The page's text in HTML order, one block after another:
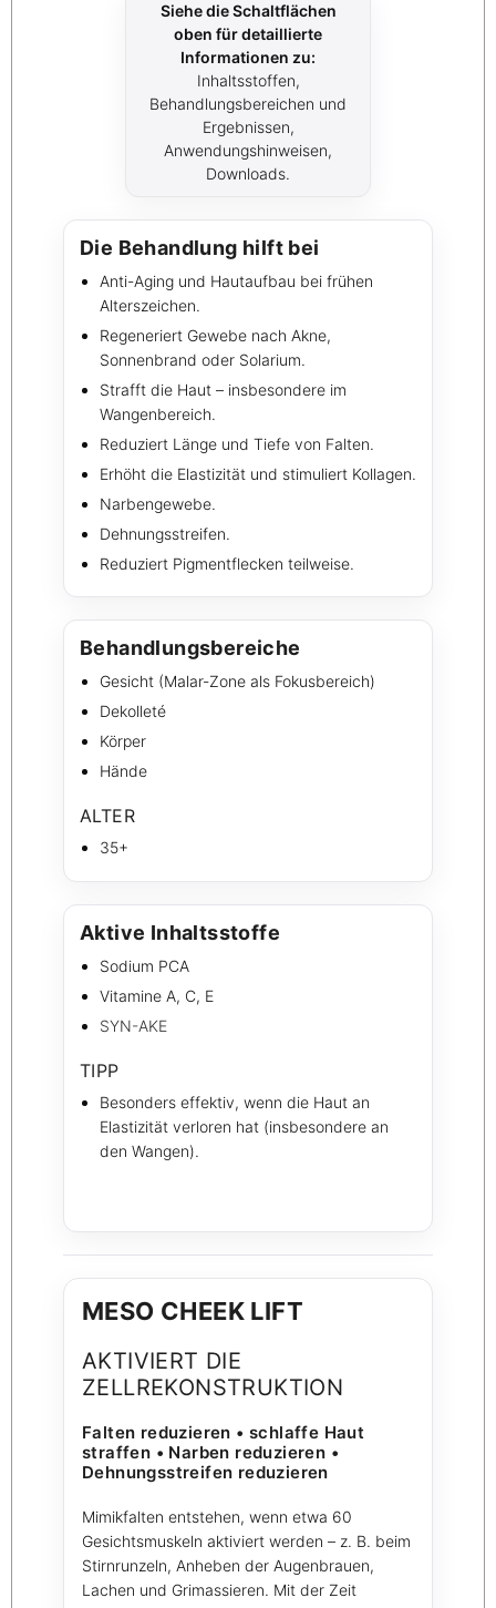
Siehe die Schaltflächen
oben für detaillierte
Informationen zu:
Inhaltsstoffen,
Behandlungsbereichen und
Ergebnissen,
Anwendungshinweisen,
Downloads.
Die Behandlung hilft bei
Anti-Aging und Hautaufbau bei frühen
Alterszeichen.
Regeneriert Gewebe nach Akne,
Sonnenbrand oder Solarium.
Strafft die Haut – insbesondere im
Wangenbereich.
Reduziert Länge und Tiefe von Falten.
Erhöht die Elastizität und stimuliert Kollagen.
Narbengewebe.
Dehnungsstreifen.
Reduziert Pigmentflecken teilweise.
Behandlungsbereiche
Gesicht (Malar-Zone als Fokusbereich)
Dekolleté
Körper
Hände
ALTER
35+
Aktive Inhaltsstoffe
Sodium PCA
Vitamine A, C, E
SYN-AKE
TIPP
Besonders effektiv, wenn die Haut an
Elastizität verloren hat (insbesondere an
den Wangen).
MESO CHEEK LIFT
AKTIVIERT DIE
ZELLREKONSTRUKTION
Falten reduzieren • schlaffe Haut
straffen • Narben reduzieren •
Dehnungsstreifen reduzieren
Mimikfalten entstehen, wenn etwa 60
Gesichtsmuskeln aktiviert werden – z. B. beim
Stirnrunzeln, Anheben der Augenbrauen,
Lachen und Grimassieren. Mit der Zeit